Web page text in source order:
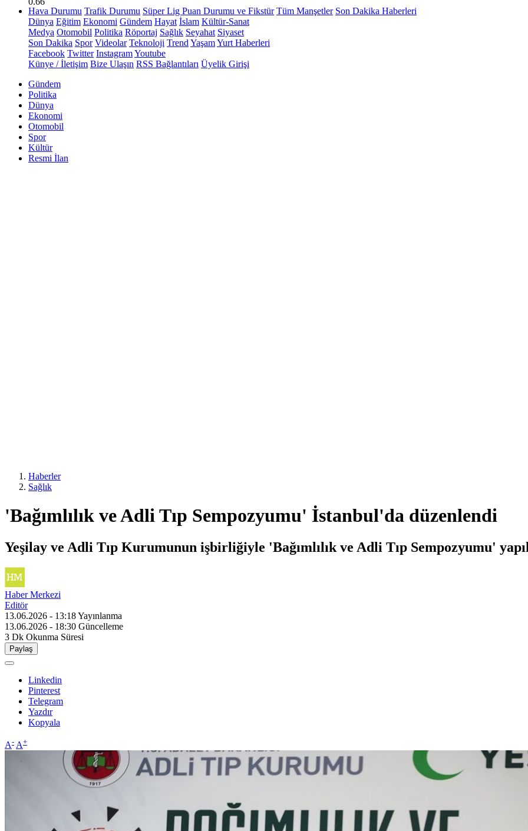
Hava Durumu Trafik Durumu Süper Lig Puan Durumu ve Fikstür Tüm Manşetler Son Dakika Haberleri
Dünya Eğitim Ekonomi Gündem Hayat İslam Kültür-Sanat
Medya Otomobil Politika Röportaj Sağlık Seyahat Siyaset
Son Dakika Spor Videolar Teknoloji Trend YaşamYurt Haberleri
Facebook Twitter InstagramYoutube
Künye / İletişim Bize Ulaşın RSS Bağlantıları Üyelik Girişi
Gündem
Politika
Dünya
Ekonomi
Otomobil
Spor
Kültür
Resmi İlan
Haberler
Sağlık
'Bağımlılık ve Adli Tıp Sempozyumu' İstanbul'da düzenlendi
Yeşilay ve Adli Tıp Kurumunun işbirliğiyle 'Bağımlılık ve Adli Tıp Sempozyumu'
Haber Merkezi
Editör
13.06.2026 - 13:18Yayınlanma
13.06.2026 - 18:30 Güncelleme
3 Dk Okunma Süresi
Paylaş
Linkedin
Pinterest
Telegram
Yazdır
Kopyala
A- A+